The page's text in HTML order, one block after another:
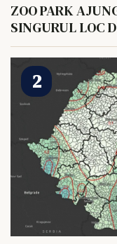
ZOO PARK
SINGURUL LOC
HRANI UN